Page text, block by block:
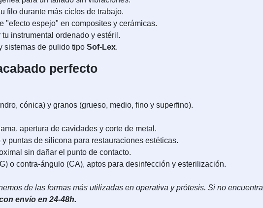
filo durante más ciclos de trabajo.
"efecto espejo" en composites y cerámicas.
instrumental ordenado y estéril.
sistemas de pulido tipo Sof-Lex.
perfecto
cónica) y granos (grueso, medio, fino y superfino).
apertura de cavidades y corte de metal.
puntas de silicona para restauraciones estéticas.
sin dañar el punto de contacto.
o contra-ángulo (CA), aptos para desinfección y esterilización.
de las formas más utilizadas en operativa y prótesis. Si no
envío en 24-48h.